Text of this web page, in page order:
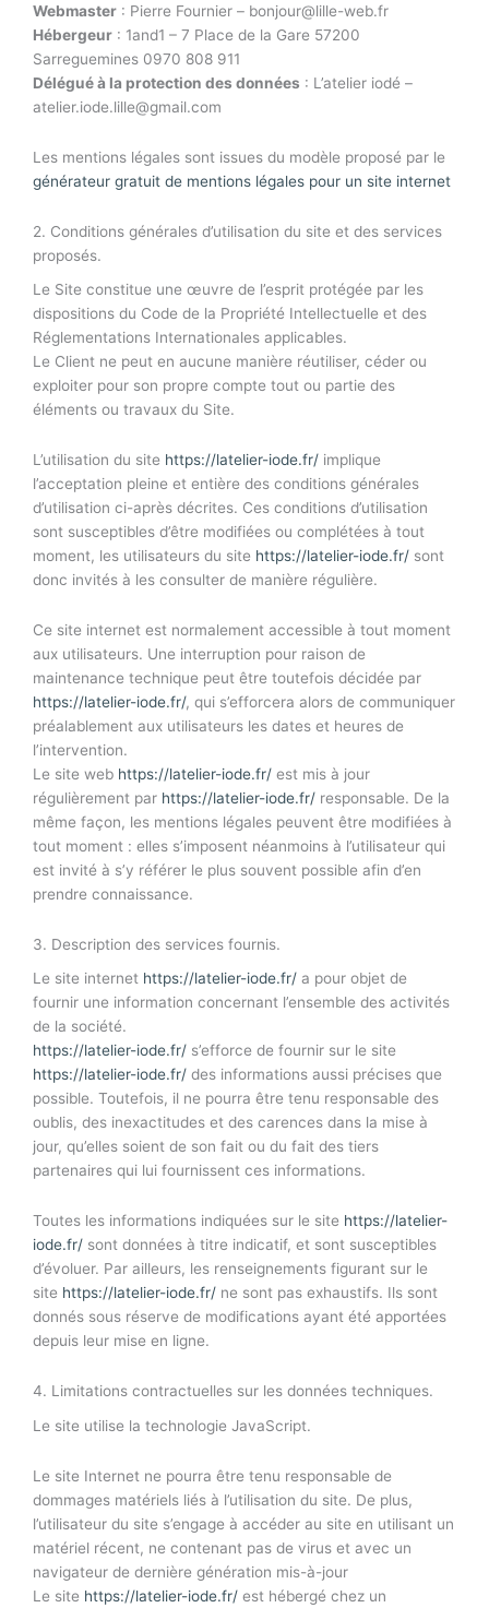
Webmaster : Pierre Fournier – bonjour@lille-web.fr
Hébergeur : 1and1 – 7 Place de la Gare 57200
Sarreguemines 0970 808 911
Délégué à la protection des données : L’atelier iodé –
atelier.iode.lille@gmail.com
Les mentions légales sont issues du modèle proposé par le
générateur gratuit de mentions légales pour un site internet
2. Conditions générales d’utilisation du site et des services
proposés.
Le Site constitue une œuvre de l’esprit protégée par les
dispositions du Code de la Propriété Intellectuelle et des
Réglementations Internationales applicables.
Le Client ne peut en aucune manière réutiliser, céder ou
exploiter pour son propre compte tout ou partie des
éléments ou travaux du Site.
L’utilisation du site https://latelier-iode.fr/ implique
l’acceptation pleine et entière des conditions générales
d’utilisation ci-après décrites. Ces conditions d’utilisation
sont susceptibles d’être modifiées ou complétées à tout
moment, les utilisateurs du site https://latelier-iode.fr/ sont
donc invités à les consulter de manière régulière.
Ce site internet est normalement accessible à tout moment
aux utilisateurs. Une interruption pour raison de
maintenance technique peut être toutefois décidée par
https://latelier-iode.fr/, qui s’efforcera alors de communiquer
préalablement aux utilisateurs les dates et heures de
l’intervention.
Le site web https://latelier-iode.fr/ est mis à jour
régulièrement par https://latelier-iode.fr/ responsable. De la
même façon, les mentions légales peuvent être modifiées à
tout moment : elles s’imposent néanmoins à l’utilisateur qui
est invité à s’y référer le plus souvent possible afin d’en
prendre connaissance.
3. Description des services fournis.
Le site internet https://latelier-iode.fr/ a pour objet de
fournir une information concernant l’ensemble des activités
de la société.
https://latelier-iode.fr/ s’efforce de fournir sur le site
https://latelier-iode.fr/ des informations aussi précises que
possible. Toutefois, il ne pourra être tenu responsable des
oublis, des inexactitudes et des carences dans la mise à
jour, qu’elles soient de son fait ou du fait des tiers
partenaires qui lui fournissent ces informations.
Toutes les informations indiquées sur le site https://latelier-
iode.fr/ sont données à titre indicatif, et sont susceptibles
d’évoluer. Par ailleurs, les renseignements figurant sur le
site https://latelier-iode.fr/ ne sont pas exhaustifs. Ils sont
donnés sous réserve de modifications ayant été apportées
depuis leur mise en ligne.
4. Limitations contractuelles sur les données techniques.
Le site utilise la technologie JavaScript.
Le site Internet ne pourra être tenu responsable de
dommages matériels liés à l’utilisation du site. De plus,
l’utilisateur du site s’engage à accéder au site en utilisant un
matériel récent, ne contenant pas de virus et avec un
navigateur de dernière génération mis-à-jour
Le site https://latelier-iode.fr/ est hébergé chez un